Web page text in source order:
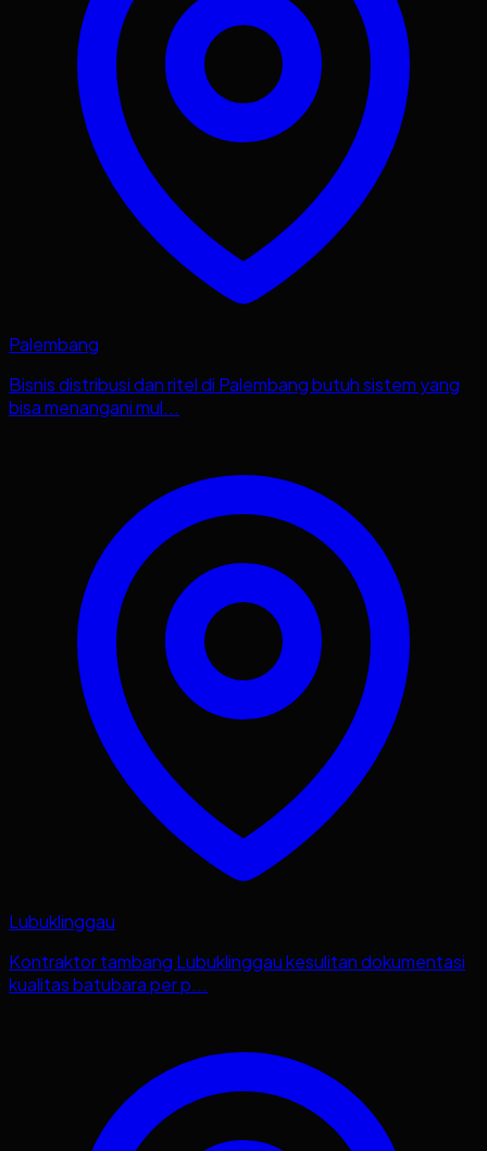
Palembang
Bisnis distribusi dan ritel di Palembang butuh sistem yang
bisa menangani mul...
Lubuklinggau
Kontraktor tambang Lubuklinggau kesulitan dokumentasi
kualitas batubara per p...